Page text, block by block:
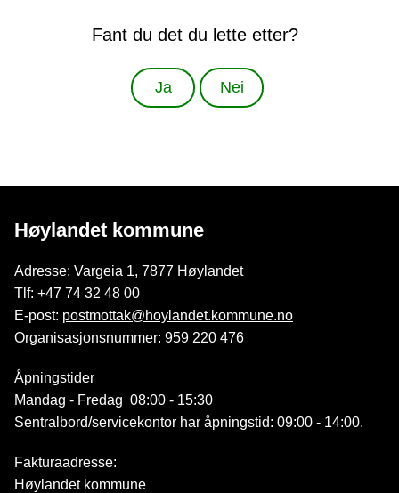
Fant du det du lette etter?
Ja Nei
Høylandet kommune
Adresse: Vargeia 1, 7877 Høylandet
Tlf: +47 74 32 48 00
E-post: postmottak@hoylandet.kommune.no
Organisasjonsnummer: 959 220 476
Åpningstider
Mandag - Fredag 08:00 - 15:30
Sentralbord/servicekontor har åpningstid: 09:00 - 14:00.
Fakturaadresse:
Høylandet kommune